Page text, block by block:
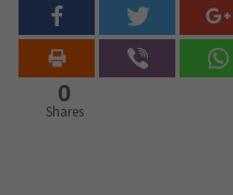
0
Shares